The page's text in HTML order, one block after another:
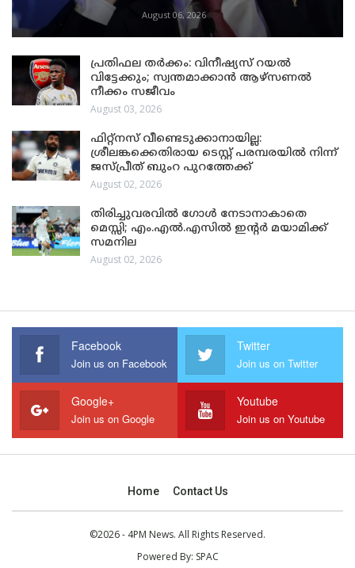
August 06, 2026
പ്രതിഫല തർക്കം: വിനീഷ്യസ് റയൽ
വിട്ടേക്കും; സ്വന്തമാക്കാൻ ആഴ്സണൽ
നീക്കം സജീവം
August 03, 2026
ഫിറ്റ്നസ് വീണ്ടെടുക്കാനായില്ല:
ശ്രീലങ്കക്കെതിരായ ടെസ്റ്റ് പരമ്പരയിൽ നിന്ന്
ജസ്പ്രീത് ബുംറ പുറത്തേക്ക്
August 02, 2026
തിരിച്ചുവരവിൽ ഗോൾ നേടാനാകാതെ
മെസ്സി; എം.എൽ.എസിൽ ഇന്റർ മയാമിക്ക്
സമനില
August 02, 2026
Facebook
Join us on Facebook
Twitter
Join us on Twitter
Google+
Join us on Google
Youtube
Join us on Youtube
Home Contact Us
©2026 - 4PM News. All Rights Reserved.
Powered By: SPAC